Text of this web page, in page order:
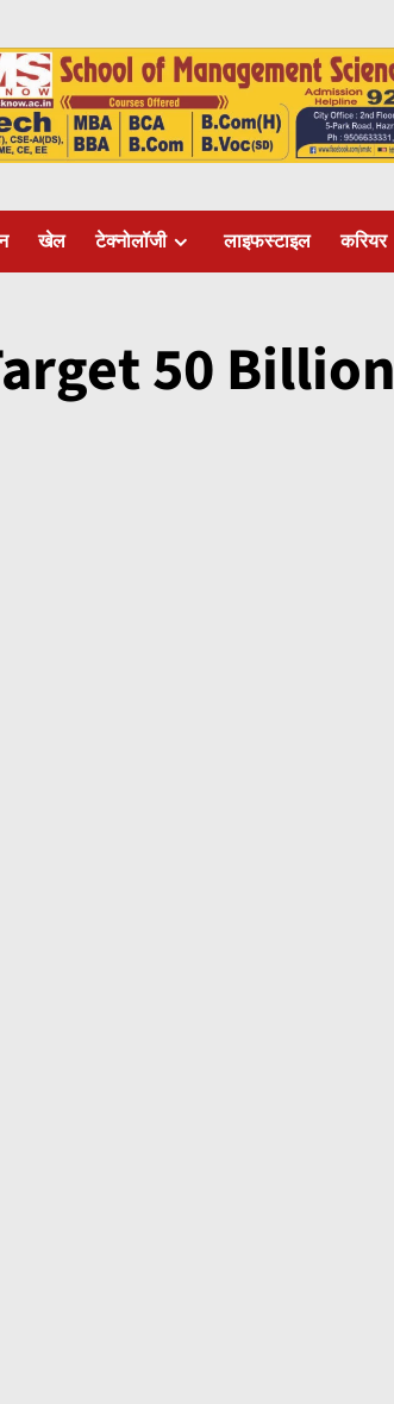
खेल टेक्नोलॉजी लाइफस्टाइल करियर
50 Billion